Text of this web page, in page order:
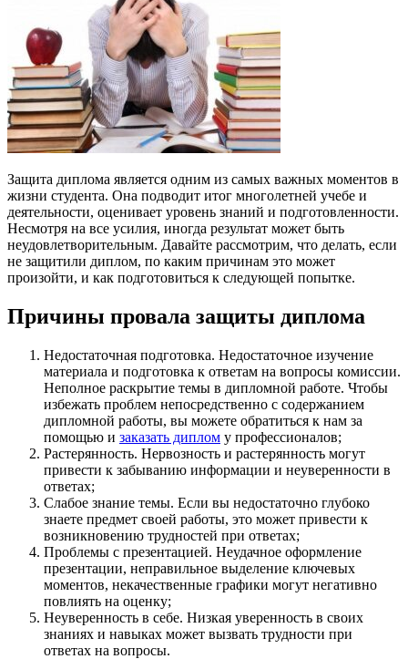
Защита диплома является одним из самых важных моментов в
жизни студента. Она подводит итог многолетней учебе и
деятельности, оценивает уровень знаний и подготовленности.
Несмотря на все усилия, иногда результат может быть
неудовлетворительным. Давайте рассмотрим, что делать, если
не защитили диплом, по каким причинам это может
произойти, и как подготовиться к следующей попытке.
Причины провала защиты диплома
Недостаточная подготовка. Недостаточное изучение
материала и подготовка к ответам на вопросы комиссии.
Неполное раскрытие темы в дипломной работе. Чтобы
избежать проблем непосредственно с содержанием
дипломной работы, вы можете обратиться к нам за
помощью и заказать диплом у профессионалов;
Растерянность. Нервозность и растерянность могут
привести к забыванию информации и неуверенности в
ответах;
Слабое знание темы. Если вы недостаточно глубоко
знаете предмет своей работы, это может привести к
возникновению трудностей при ответах;
Проблемы с презентацией. Неудачное оформление
презентации, неправильное выделение ключевых
моментов, некачественные графики могут негативно
повлиять на оценку;
Неуверенность в себе. Низкая уверенность в своих
знаниях и навыках может вызвать трудности при
ответах на вопросы.